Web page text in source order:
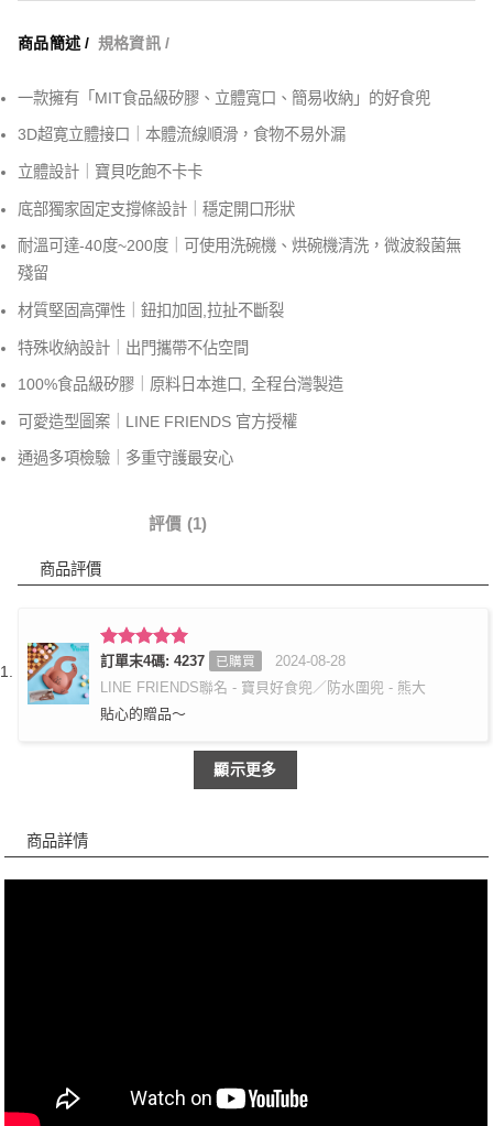
商品簡述 / 規格資訊 /
一款擁有「MIT食品級矽膠、立體寬口、簡易收納」的好食兜
3D超寛立體接口｜本體流線順滑，食物不易外漏
立體設計｜寶貝吃飽不卡卡
底部獨家固定支撐條設計｜穩定開口形狀
耐溫可達-40度~200度｜可使用洗碗機、烘碗機清洗，微波殺菌無
殘留
材質堅固高彈性｜鈕扣加固,拉扯不斷裂
特殊收納設計｜出門攜帶不佔空間
100%食品級矽膠｜原料日本進口, 全程台灣製造
可愛造型圖案｜LINE FRIENDS 官方授權
通過多項檢驗｜多重守護最安心
評價 (1)
商品評價
評分5滿
分 5
訂單末4碼: 4237 已購買
2024-08-28
LINE FRIENDS聯名 - 寶貝好食兜／防水圍兜 - 熊大
貼心的贈品～
顯示更多
商品詳情